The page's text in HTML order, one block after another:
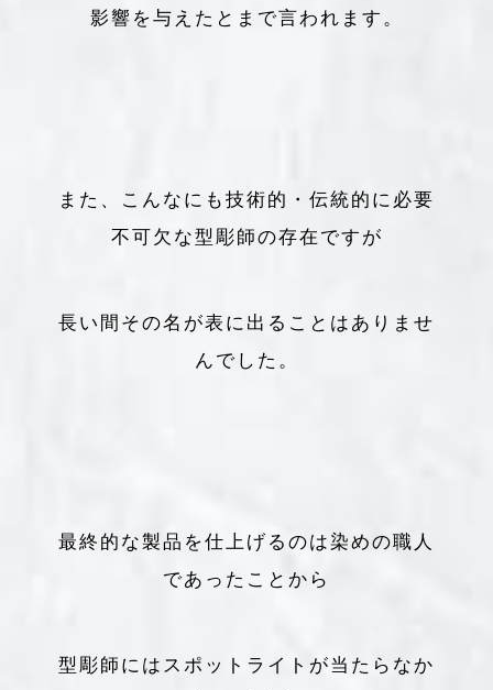
影響を与えたとまで言われます。
また、こんなにも技術的・伝統的に必要
不可欠な型彫師の存在ですが
長い間その名が表に出ることはありませ
んでした。
最終的な製品を仕上げるのは染めの職人
であったことから
型彫師にはスポットライトが当たらなか